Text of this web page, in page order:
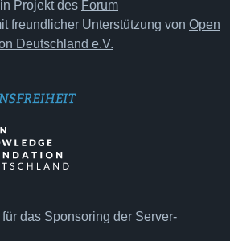
Projekt des Forum
freundlicher Unterstützung von Open
Deutschland e.V.
für das Sponsoring der Server-